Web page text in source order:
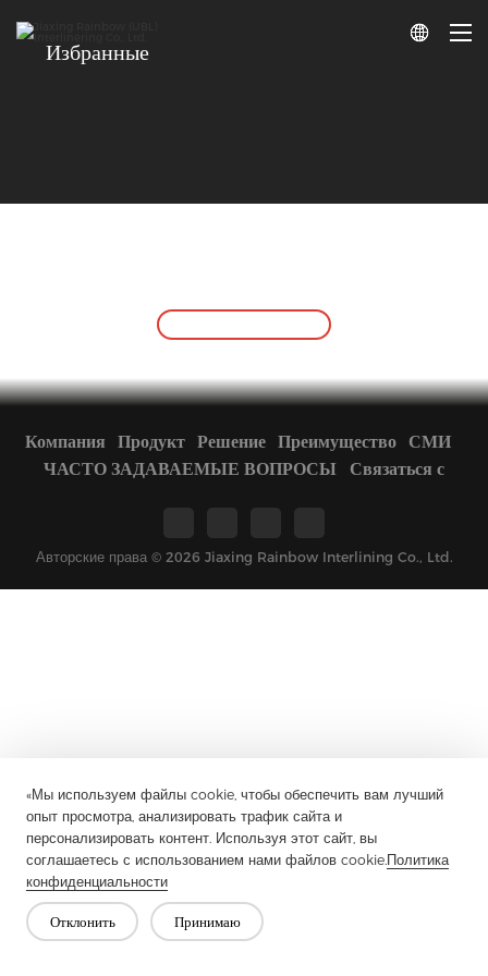
«Мы используем файлы cookie, чтобы обеспечить вам лучший
опыт просмотра, анализировать трафик сайта и
персонализировать контент. Используя этот сайт, вы
соглашаетесь с использованием нами файлов cookie.Политика
конфиденциальности
Отклонить Принимаю

Избранные
Компания Продукт Решение Преимущество
СМИ
ЧАСТО ЗАДАВАЕМЫЕ ВОПРОСЫ
Связаться с
Авторские права © 2026 Jiaxing Rainbow Interlining Co., Ltd.